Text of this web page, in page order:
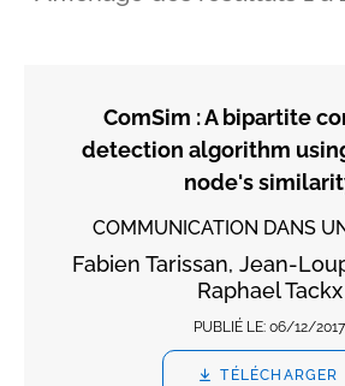
ComSim : A bipartite
detection algorithm
node's
COMMUNICATION DANS
Fabien Tarissan, Jean-
Raphael Tackx
PUBLIÉ LE: 06/12/2017
TÉLÉCHARGER